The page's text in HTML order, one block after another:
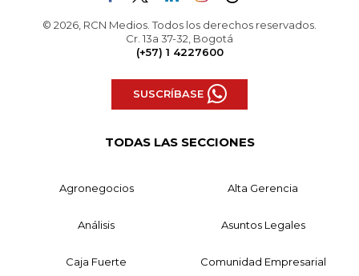
© 2026, RCN Medios. Todos los derechos reservados.
Cr. 13a 37-32, Bogotá
(+57) 1 4227600
SUSCRÍBASE
TODAS LAS SECCIONES
Agronegocios Alta Gerencia
Análisis Asuntos Legales
Caja Fuerte Comunidad Empresarial